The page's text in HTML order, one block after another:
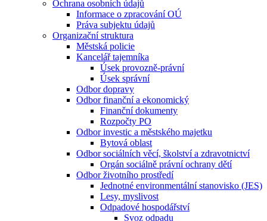
Ochrana osobních údajů
Informace o zpracování OÚ
Práva subjektu údajů
Organizační struktura
Městská policie
Kancelář tajemníka
Úsek provozně-právní
Úsek správní
Odbor dopravy
Odbor finanční a ekonomický
Finanční dokumenty
Rozpočty PO
Odbor investic a městského majetku
Bytová oblast
Odbor sociálních věcí, školství a zdravotnictví
Orgán sociálně právní ochrany dětí
Odbor životního prostředí
Jednotné environmentální stanovisko (JES)
Lesy, myslivost
Odpadové hospodářství
Svoz odpadu